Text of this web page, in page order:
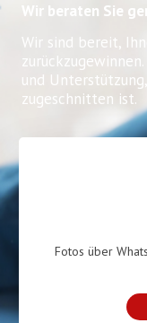
Wir beraten Sie
Wir sind bereit,
und
zugeschnitten ist.
Fotos über